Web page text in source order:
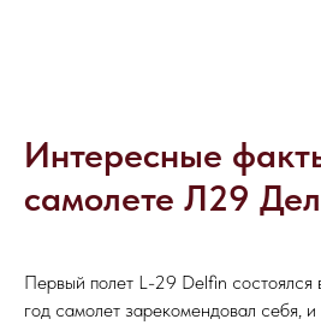
Интересные
самолете Л29
Первый полет L-29 Delfin состоялся
год самолет зарекомендовал себя,